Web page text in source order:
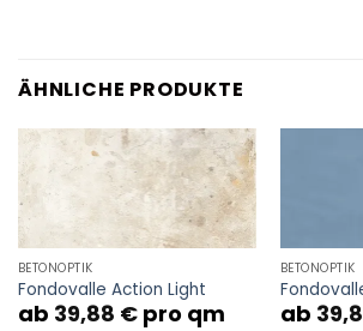
ÄHNLICHE PRODUKTE
BETONOPTIK
Fondovalle Action Light
ab 39,88 €pro qm
BETONOPTIK
ab